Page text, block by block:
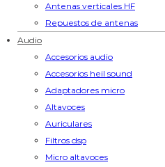
Antenas verticales HF
Repuestos de antenas
Audio
Accesorios audio
Accesorios heil sound
Adaptadores micro
Altavoces
Auriculares
Filtros dsp
Micro altavoces